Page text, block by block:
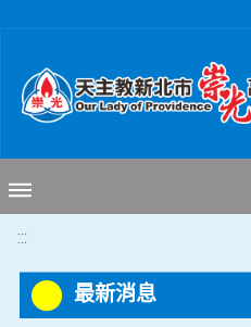
:::
最新消息